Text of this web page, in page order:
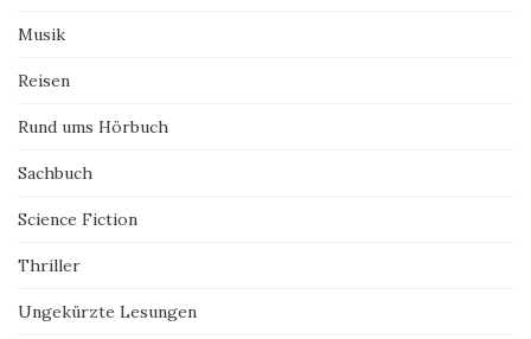
Musik
Reisen
Rund ums Hörbuch
Sachbuch
Science Fiction
Thriller
Ungekürzte Lesungen